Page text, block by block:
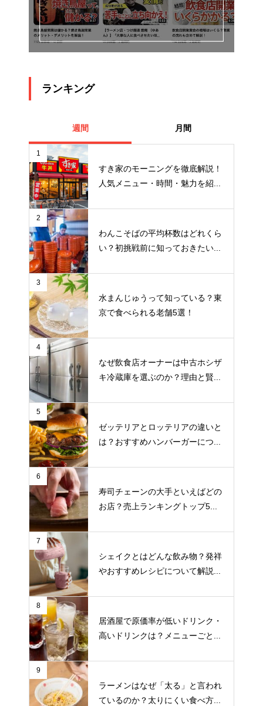
ランキング
週間 月間
1
すき家のモーニングを徹底解説！
人気メニュー・時間・魅力を紹...
2
わんこそばの平均杯数はどれくら
い？初挑戦前に知っておきたい...
3
水まんじゅうって知っている？東
京で食べられる老舗5選！
4
なぜ飲食店オーナーは中古ホシザ
キ冷蔵庫を選ぶのか？理由と賢...
5
ゼッテリアとロッテリアの違いと
は？おすすめハンバーガーにつ...
6
寿司チェーンの大手といえばどの
お店？売上ランキングトップ5...
7
シェイクとはどんな飲み物？発祥
やおすすめレシピについて解説...
8
居酒屋で原価率が低いドリンク・
高いドリンクは？メニューごと...
9
ラーメンはなぜ「太る」と言われ
ているのか？太りにくい食べ方...